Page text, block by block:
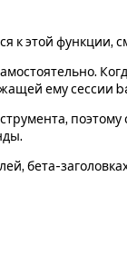
к этой функции,
ему сессии
бета-